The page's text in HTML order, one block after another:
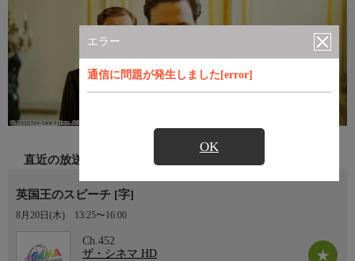
エラー
通信に問題が発生しました[error]
OK
直近の放送
英国王のスピーチ [字]
8月20日(木) 13:25〜16:00
Ch.452
ザ・シネマ HD